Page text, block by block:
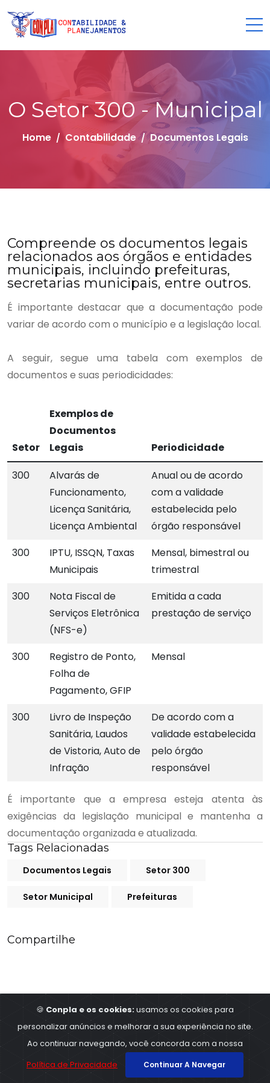
O Setor 300 - Municipal
Home Contabilidade Documentos Legais
Compreende os documentos legais
relacionados aos órgãos e entidades
municipais, incluindo prefeituras,
secretarias municipais, entre outros.
É importante destacar que a documentação pode
variar de acordo com o município e a legislação local.
A seguir, segue uma tabela com exemplos de
documentos e suas periodicidades:
Setor
Exemplos de
Documentos
Legais
Periodicidade
300
Alvarás de
Funcionamento,
Licença Sanitária,
Licença Ambiental
Anual ou de acordo
com a validade
estabelecida pelo
órgão responsável
300
IPTU, ISSQN, Taxas
Municipais
Mensal, bimestral ou
trimestral
300
Nota Fiscal de
Serviços Eletrônica
(NFS-e)
Emitida a cada
prestação de serviço
300
Registro de Ponto,
Folha de
Pagamento, GFIP
Mensal
300
Livro de Inspeção
Sanitária, Laudos
de Vistoria, Auto de
Infração
De acordo com a
validade estabelecida
pelo órgão
responsável
É importante que a empresa esteja atenta às
exigências da legislação municipal e mantenha a
documentação organizada e atualizada.
Tags Relacionadas
Documentos Legais Setor 300
Setor Municipal Prefeituras
Compartilhe
🍪 Conpla e os cookies:usamos os cookies para
personalizar anúncios e melhorar a sua experiência no site.
Ao continuar navegando, você concorda com a nossa
Política de Privacidade
Continuar A Navegar
©2023 Conpla - Contabilidade e planejamentos